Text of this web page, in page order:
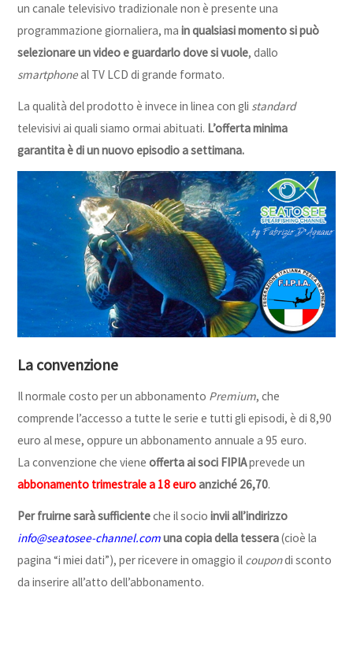
un canale televisivo tradizionale non è presente una
programmazione giornaliera, main qualsiasi momento si può
selezionare un video e guardarlo dove si vuole, dallo
smartphoneal TV LCD di grande formato.
La qualità del prodotto è invece in linea con gli standard
televisivi ai quali siamo ormai abituati. L’offerta minima
garantita è di un nuovo episodio a settimana.
La convenzione
Il normale costo per un abbonamento Premium, che
comprende l’accesso a tutte le serie e tutti gli episodi, è di 8,90
euro al mese, oppure un abbonamento annuale a 95 euro.
La convenzione che vieneofferta ai soci FIPIAprevede un
abbonamento trimestrale a 18 euroanziché 26,70.
Per fruirne sarà sufficienteche il socioinvii all’indirizzo
info@seatosee-channel.comuna copia della tessera(cioè la
pagina “i miei dati”), per ricevere in omaggio il coupondi sconto
da inserire all’atto dell’abbonamento.